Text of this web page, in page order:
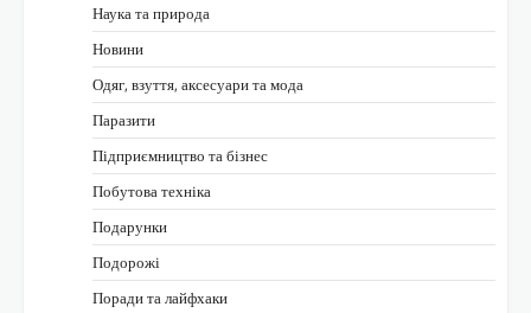
Наука та природа
Новини
Одяг, взуття, аксесуари та мода
Паразити
Підприємництво та бізнес
Побутова техніка
Подарунки
Подорожі
Поради та лайфхаки